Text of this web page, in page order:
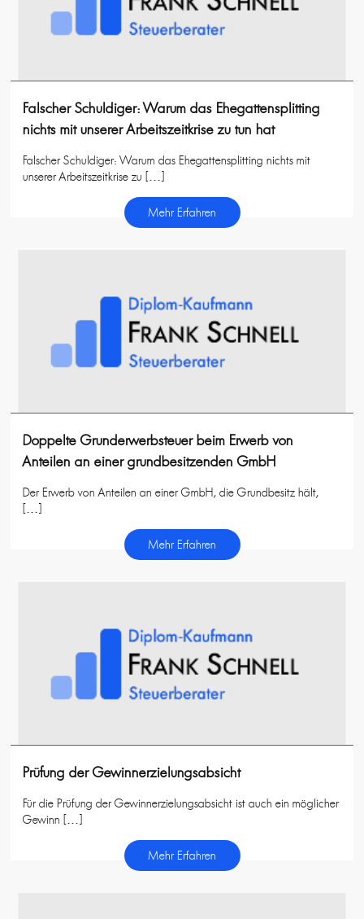
Falscher Schuldiger: Warum das Ehegattensplitting
nichts mit unserer Arbeitszeitkrise zu tun hat
Falscher Schuldiger: Warum das Ehegattensplitting nichts mit
unserer Arbeitszeitkrise zu […]
Mehr Erfahren
Doppelte Grunderwerbsteuer beim Erwerb von
Anteilen an einer grundbesitzenden GmbH
Der Erwerb von Anteilen an einer GmbH, die Grundbesitz hält,
[…]
Mehr Erfahren
Prüfung der Gewinnerzielungsabsicht
Für die Prüfung der Gewinnerzielungsabsicht ist auch ein möglicher
Gewinn […]
Mehr Erfahren